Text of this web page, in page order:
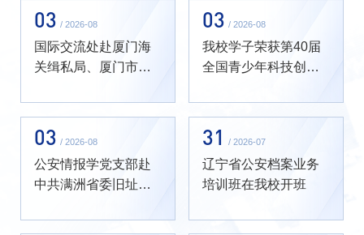
03 / 2026-08
国际交流处赴厦门海
关缉私局、厦门市公
03 / 2026-08
我校学子荣获第40届
全国青少年科技创新
03 / 2026-08
公安情报学党支部赴
中共满洲省委旧址纪
动
31 / 2026-07
辽宁省公安档案业务
培训班在我校开班